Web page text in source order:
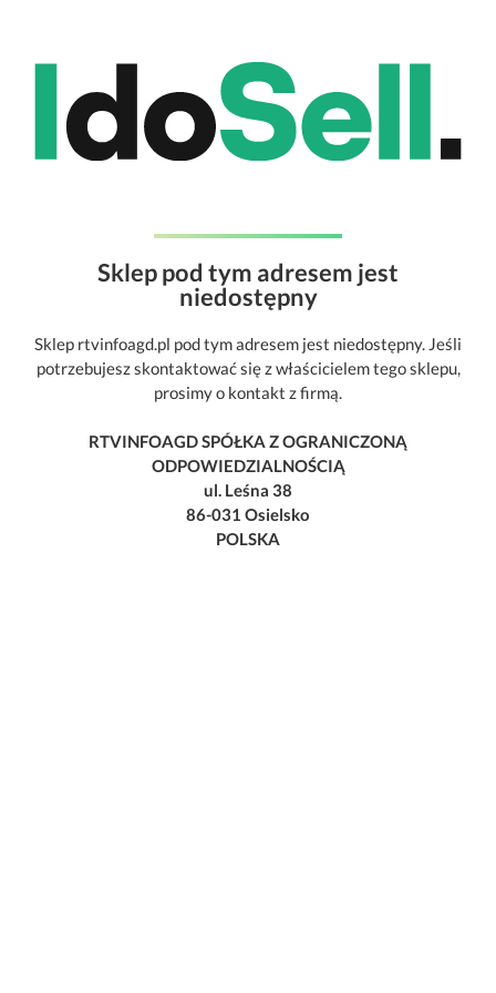
Sklep pod tym adresem jest
niedostępny
Sklep rtvinfoagd.pl pod tym adresem jest niedostępny. Jeśli
potrzebujesz skontaktować się z właścicielem tego sklepu,
prosimy o kontakt z firmą.
RTVINFOAGD SPÓŁKA Z OGRANICZONĄ
ODPOWIEDZIALNOŚCIĄ
ul. Leśna 38
86-031 Osielsko
POLSKA